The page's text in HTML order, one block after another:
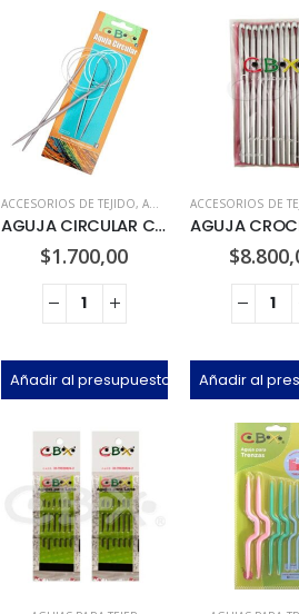
ACCESORIOS DE TEJIDO,AGUJAS CIRCULARES
AGUJA CIRCULAR CBX
$1.700,00
Añadir al presupuesto
ACCESORIOS DE
$
Añadir al